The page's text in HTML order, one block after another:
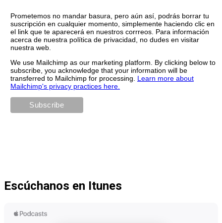
Prometemos no mandar basura, pero aún así, podrás borrar tu
suscripción en cualquier momento, simplemente haciendo clic en
el link que te aparecerá en nuestros corrreos. Para información
acerca de nuestra política de privacidad, no dudes en visitar
nuestra web.
We use Mailchimp as our marketing platform. By clicking below to
subscribe, you acknowledge that your information will be
transferred to Mailchimp for processing. Learn more about
Mailchimp's privacy practices here.
Escúchanos en Itunes